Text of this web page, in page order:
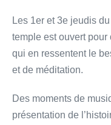
Les 1er et 3e jeudis
temple est ouvert
qui en ressentent le
et de méditation.
Des moments de
présentation de